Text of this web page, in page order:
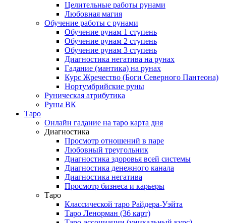
Целительные работы рунами
Любовная магия
Обучение работы с рунами
Обучение рунам 1 ступень
Обучение рунам 2 ступень
Обучение рунам 3 ступень
Диагностика негатива на рунах
Гадание (мантика) на рунах
Курс Жречество (Боги Северного Пантеона)
Нортумбрийские руны
Руническая атрибутика
Руны ВК
Таро
Онлайн гадание на таро карта дня
Диагностика
Просмотр отношений в паре
Любовный треугольник
Диагностика здоровья всей системы
Диагностика денежного канала
Диагностика негатива
Просмотр бизнеса и карьеры
Таро
Классической таро Райдера-Уэйта
Таро Ленорман (36 карт)